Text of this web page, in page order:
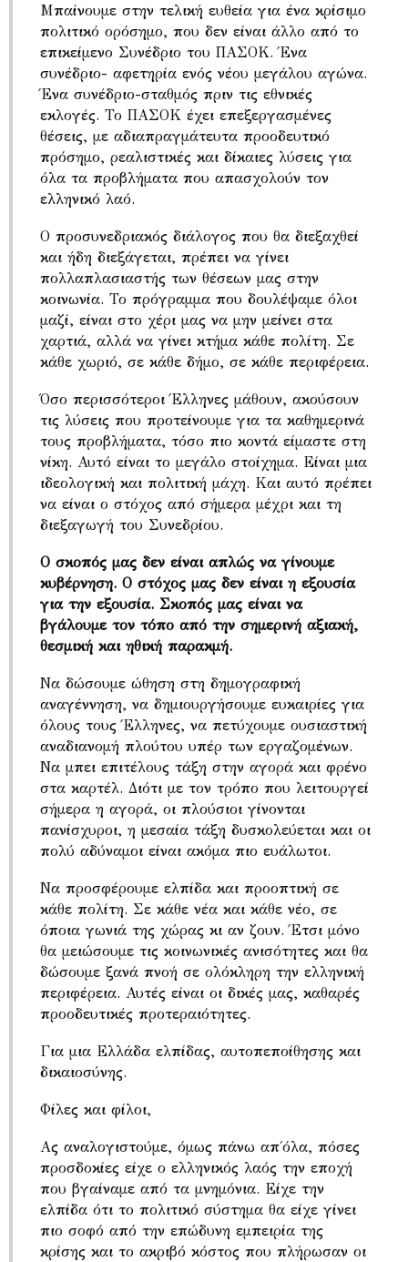
Μπαίνουμε στην τελική ευθεία για ένα κρίσιμο
πολιτικό ορόσημο, που δεν είναι άλλο από το
επικείμενο Συνέδριο του ΠΑΣΟΚ. Ένα
συνέδριο- αφετηρία ενός νέου μεγάλου αγώνα.
Ένα συνέδριο-σταθμός πριν τις εθνικές
εκλογές. Το ΠΑΣΟΚ έχει επεξεργασμένες
θέσεις, με αδιαπραγμάτευτα προοδευτικό
πρόσημο, ρεαλιστικές και δίκαιες λύσεις για
όλα τα προβλήματα που απασχολούν τον
ελληνικό λαό.
Ο προσυνεδριακός διάλογος που θα διεξαχθεί
και ήδη διεξάγεται, πρέπει να γίνει
πολλαπλασιαστής των θέσεων μας στην
κοινωνία. Το πρόγραμμα που δουλέψαμε όλοι
μαζί, είναι στο χέρι μας να μην μείνει στα
χαρτιά, αλλά να γίνει κτήμα κάθε πολίτη. Σε
κάθε χωριό, σε κάθε δήμο, σε κάθε περιφέρεια.
Όσο περισσότεροι Έλληνες μάθουν, ακούσουν
τις λύσεις που προτείνουμε για τα καθημερινά
τους προβλήματα, τόσο πιο κοντά είμαστε στη
νίκη. Αυτό είναι το μεγάλο στοίχημα. Είναι μια
ιδεολογική και πολιτική μάχη. Και αυτό πρέπει
να είναι ο στόχος από σήμερα μέχρι και τη
διεξαγωγή του Συνεδρίου.
Ο σκοπός μας δεν είναι απλώς να γίνουμε
κυβέρνηση. Ο στόχος μας δεν είναι η εξουσία
για την εξουσία. Σκοπός μας είναι να
βγάλουμε τον τόπο από την σημερινή αξιακή,
θεσμική και ηθική παρακμή.
Να δώσουμε ώθηση στη δημογραφική
αναγέννηση, να δημιουργήσουμε ευκαιρίες για
όλους τους Έλληνες, να πετύχουμε ουσιαστική
αναδιανομή πλούτου υπέρ των εργαζομένων.
Να μπει επιτέλους τάξη στην αγορά και φρένο
στα καρτέλ. Διότι με τον τρόπο που λειτουργεί
σήμερα η αγορά, οι πλούσιοι γίνονται
πανίσχυροι, η μεσαία τάξη δυσκολεύεται και οι
πολύ αδύναμοι είναι ακόμα πιο ευάλωτοι.
Nα προσφέρουμε ελπίδα και προοπτική σε
κάθε πολίτη. Σε κάθε νέα και κάθε νέο, σε
όποια γωνιά της χώρας κι αν ζουν. Έτσι μόνο
θα μειώσουμε τις κοινωνικές ανισότητες και θα
δώσουμε ξανά πνοή σε ολόκληρη την ελληνική
περιφέρεια. Αυτές είναι οι δικές μας, καθαρές
προοδευτικές προτεραιότητες.
Για μια Ελλάδα ελπίδας, αυτοπεποίθησης και
δικαιοσύνης.
Φίλες και φίλοι,
Ας αναλογιστούμε, όμως πάνω απ΄όλα, πόσες
προσδοκίες είχε ο ελληνικός λαός την εποχή
που βγαίναμε από τα μνημόνια. Είχε την
ελπίδα ότι το πολιτικό σύστημα θα είχε γίνει
πιο σοφό από την επώδυνη εμπειρία της
κρίσης και το ακριβό κόστος που πλήρωσαν οι